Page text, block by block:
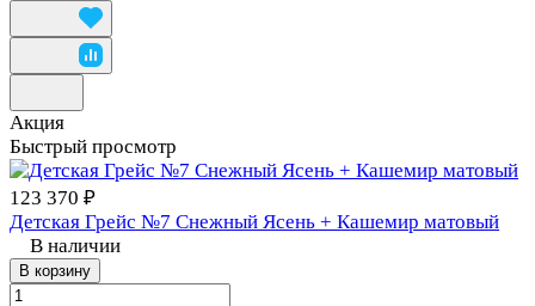
Акция
Быстрый просмотр
123 370 ₽
Детская Грейс №7 Снежный Ясень + Кашемир матовый
В наличии
В корзину